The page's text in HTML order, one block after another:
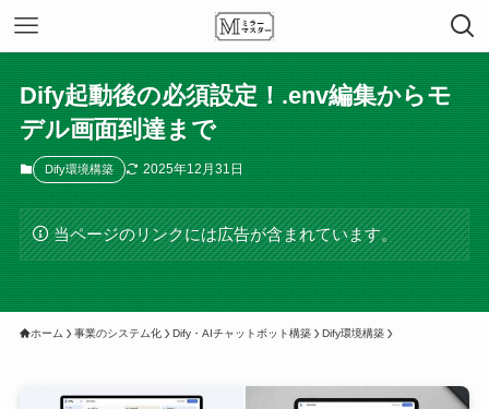
Dify起動後の必須設定！.env編集からモ
デル画面到達まで
Dify環境構築 2025年12月31日
当ページのリンクには広告が含まれています。
ホーム 事業のシステム化 Dify・AIチャットボット構築 Dify環境構築